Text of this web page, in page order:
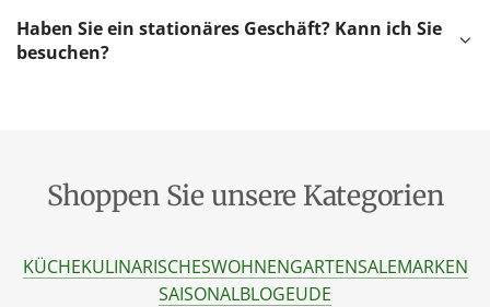
Haben Sie ein stationäres Geschäft? Kann ich Sie
besuchen?
Shoppen Sie unsere Kategorien
KÜCHEKULINARISCHESWOHNENGARTENSALEMARKEN
SAISONALBLOGEUDE